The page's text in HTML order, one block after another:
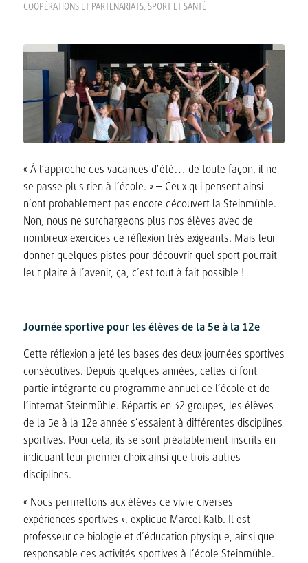
COOPÉRATIONS ET PARTENARIATS, SPORT ET SANTÉ
« À l’approche des vacances d’été… de toute façon, il ne
se passe plus rien à l’école. » – Ceux qui pensent ainsi
n’ont probablement pas encore découvert la Steinmühle.
Non, nous ne surchargeons plus nos élèves avec de
nombreux exercices de réflexion très exigeants. Mais leur
donner quelques pistes pour découvrir quel sport pourrait
leur plaire à l’avenir, ça, c’est tout à fait possible !
Journée sportive pour les élèves de la 5e à la 12e
Cette réflexion a jeté les bases des deux journées sportives
consécutives. Depuis quelques années, celles-ci font
partie intégrante du programme annuel de l’école et de
l’internat Steinmühle. Répartis en 32 groupes, les élèves
de la 5e à la 12e année s’essaient à différentes disciplines
sportives. Pour cela, ils se sont préalablement inscrits en
indiquant leur premier choix ainsi que trois autres
disciplines.
« Nous permettons aux élèves de vivre diverses
expériences sportives », explique Marcel Kalb. Il est
professeur de biologie et d’éducation physique, ainsi que
responsable des activités sportives à l’école Steinmühle.